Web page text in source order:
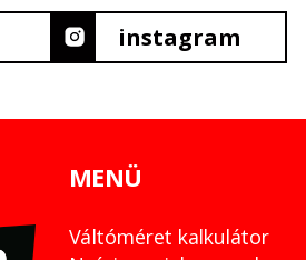
instagram
MENÜ
Váltóméret kalkulátor